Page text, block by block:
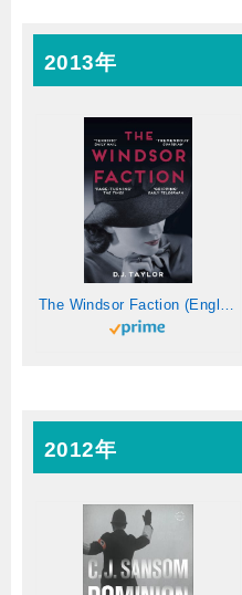
2013年
The Windsor Faction (English Edition)
2012年